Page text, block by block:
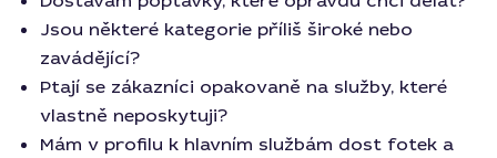
Jsou některé kategorie příliš široké nebo
zavádějící?
Ptají se zákazníci opakovaně na služby, které
vlastně neposkytuji?
Mám v profilu k hlavním službám dost fotek a